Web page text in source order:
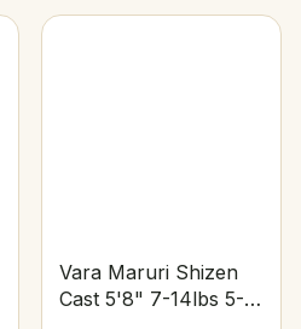
Vara Maruri Shizen
Cast 5'8" 7-14lbs 5-